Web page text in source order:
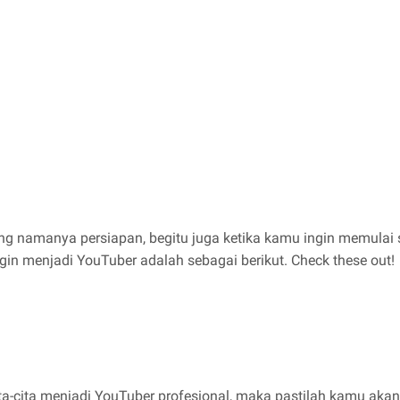
namanya persiapan, begitu juga ketika kamu ingin
menjadi YouTuber adalah sebagai berikut. Check these out!
cita menjadi YouTuber profesional, maka pastilah kamu